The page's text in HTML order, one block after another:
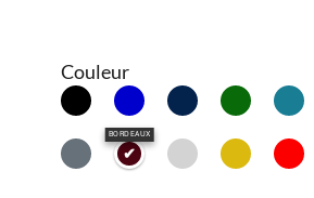
Couleur
BORDEAUX